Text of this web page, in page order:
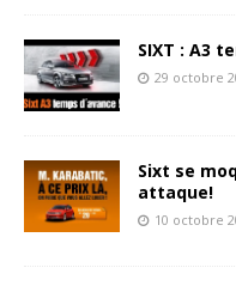
SIXT : A3
29 octobre
Sixt se
attaque!
10 octobre